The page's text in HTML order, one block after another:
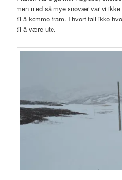
men med så mye snøvær var vi
til å komme fram. I hvert fall ikke
til å være ute.